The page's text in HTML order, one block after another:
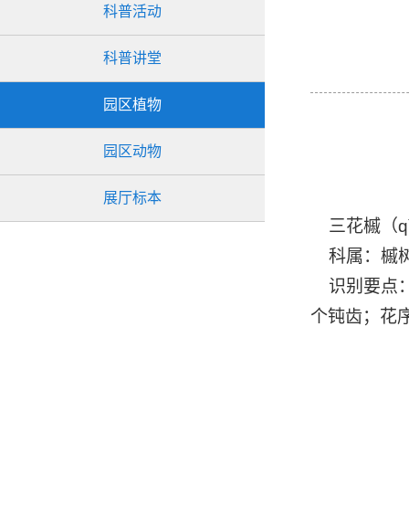
科普活动
科普讲堂
园区植物
园区动物
展厅标本
三花槭（
科属：槭
识别要点
个钝齿；花